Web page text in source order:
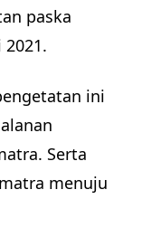
paska
ini
Serta
menuju